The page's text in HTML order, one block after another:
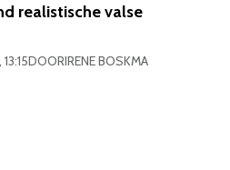
realistische valse
DOORIRENE BOSKMA